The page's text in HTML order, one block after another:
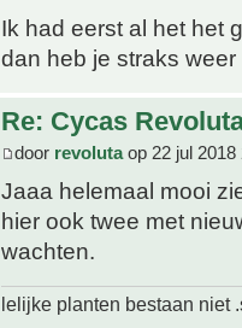
Ik had eerst al het het
dan heb je straks
Re: Cycas
door revolutaop 22 jul 2018
Jaaa helemaal mooi
hier ook twee met
wachten.
lelijke planten bestaan niet